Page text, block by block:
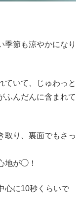
季節も涼やかになり
ていて、じゅわっと
ふんだんに含まれて
取り、裏面でもさっ
地が◯！
心に10秒くらいで